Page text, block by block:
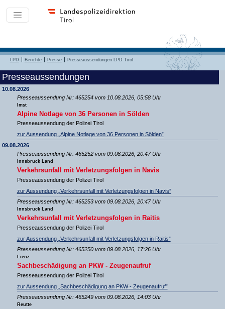
LPD Berichte Presse Presseaussendungen LPD Tirol
Presseaussendungen
10.08.2026
Presseaussendung Nr: 465254 vom 10.08.2026, 05:58 Uhr
Imst
Alpine Notlage von 36 Personen in Sölden
Presseaussendung der Polizei Tirol
zur Aussendung „Alpine Notlage von 36 Personen in Sölden”
09.08.2026
Presseaussendung Nr: 465252 vom 09.08.2026, 20:47 Uhr
Innsbruck Land
Verkehrsunfall mit Verletzungsfolgen in Navis
Presseaussendung der Polizei Tirol
zur Aussendung „Verkehrsunfall mit Verletzungsfolgen in Navis”
Presseaussendung Nr: 465253 vom 09.08.2026, 20:47 Uhr
Innsbruck Land
Verkehrsunfall mit Verletzungsfolgen in Raitis
Presseaussendung der Polizei Tirol
zur Aussendung „Verkehrsunfall mit Verletzungsfolgen in Raitis”
Presseaussendung Nr: 465250 vom 09.08.2026, 17:26 Uhr
Lienz
Sachbeschädigung an PKW - Zeugenaufruf
Presseaussendung der Polizei Tirol
zur Aussendung „Sachbeschädigung an PKW - Zeugenaufruf”
Presseaussendung Nr: 465249 vom 09.08.2026, 14:03 Uhr
Reutte